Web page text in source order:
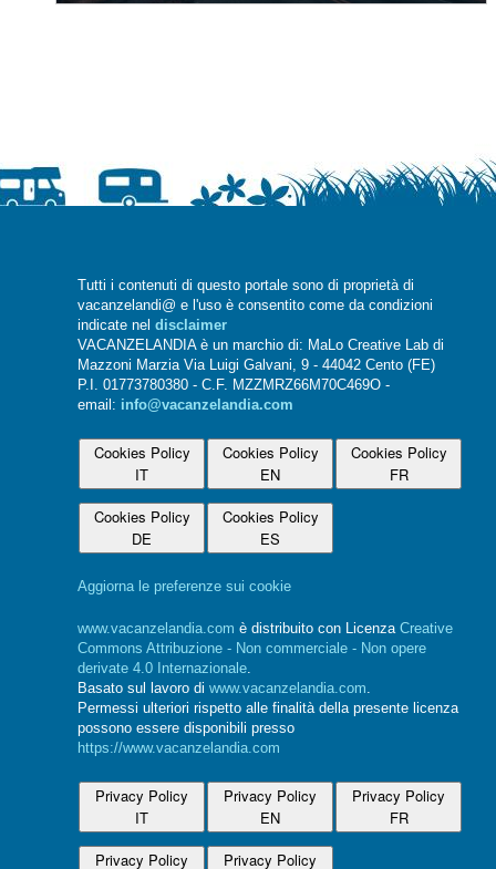
Tutti i contenuti di questo portale sono di proprietà di
vacanzelandi@ e l'uso è consentito come da condizioni
indicate nel disclaimer
VACANZELANDIA è un marchio di: MaLo Creative Lab di
Mazzoni Marzia Via Luigi Galvani, 9 - 44042 Cento (FE)
P.I. 01773780380 - C.F. MZZMRZ66M70C469O -
email: info@vacanzelandia.com
Cookies Policy
IT
Cookies Policy
EN
Cookies Policy
FR
Cookies Policy
DE
Cookies Policy
ES
Aggiorna le preferenze sui cookie
www.vacanzelandia.com è distribuito con Licenza Creative
Commons Attribuzione - Non commerciale - Non opere
derivate 4.0 Internazionale.
Basato sul lavoro di www.vacanzelandia.com.
Permessi ulteriori rispetto alle finalità della presente licenza
possono essere disponibili presso
https://www.vacanzelandia.com
Privacy Policy
IT
Privacy Policy
EN
Privacy Policy
FR
Privacy Policy
Privacy Policy